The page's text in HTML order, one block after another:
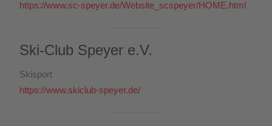
https://www.sc-speyer.de/Website_scspeyer/HOME.html
Ski-Club Speyer e.V.
Skisport
https://www.skiclub-speyer.de/